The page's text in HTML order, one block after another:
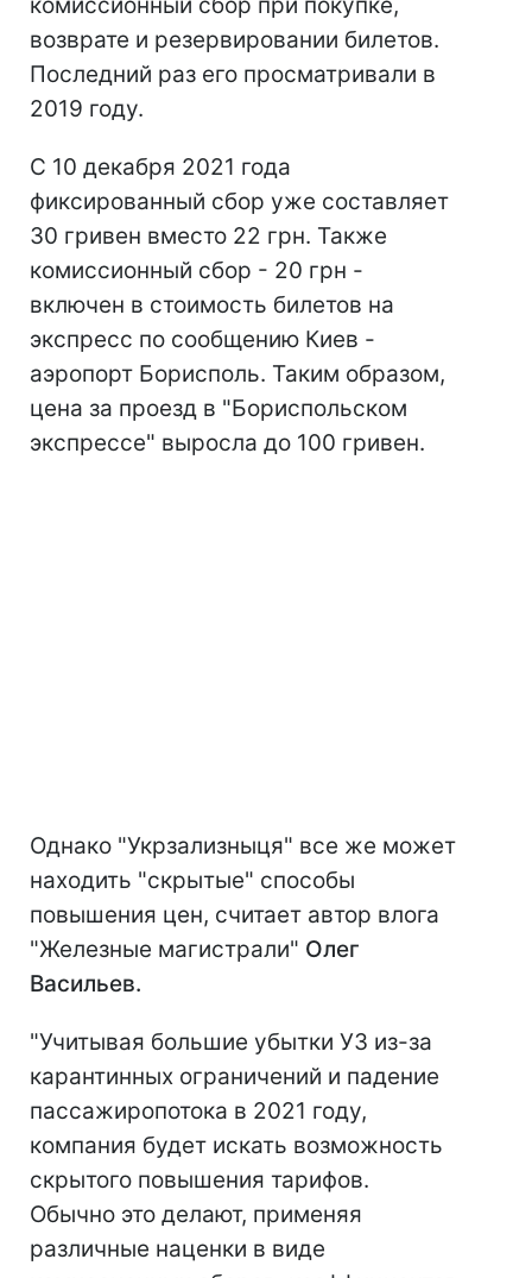
комиссионный сбор при покупке,
возврате и резервировании билетов.
Последний раз его просматривали в
2019 году.
С 10 декабря 2021 года
фиксированный сбор уже составляет
30 гривен вместо 22 грн. Также
комиссионный сбор - 20 грн -
включен в стоимость билетов на
экспресс по сообщению Киев -
аэропорт Борисполь. Таким образом,
цена за проезд в "Бориспольском
экспрессе" выросла до 100 гривен.
Однако "Укрзализныця" все же может
находить "скрытые" способы
повышения цен, считает автор влога
"Железные магистрали" Олег
Васильев.
"Учитывая большие убытки УЗ из-за
карантинных ограничений и падение
пассажиропотока в 2021 году,
компания будет искать возможность
скрытого повышения тарифов.
Обычно это делают, применяя
различные наценки в виде